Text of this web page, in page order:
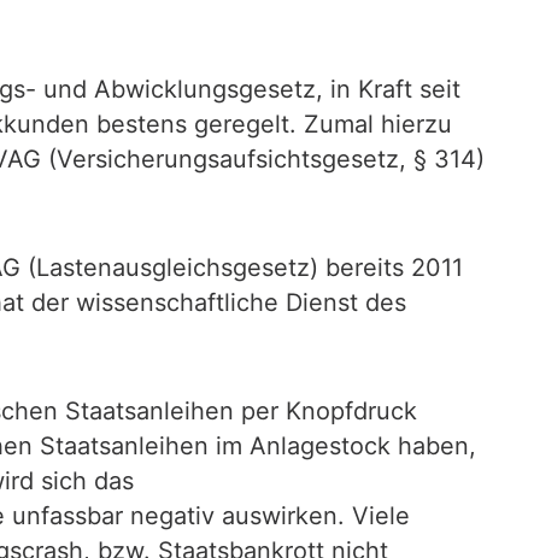
und Abwicklungsgesetz, in Kraft seit
bestens geregelt. Zumal hierzu
(Versicherungsaufsichtsgesetz, § 314)
(Lastenausgleichsgesetz) bereits 2011
der wissenschaftliche Dienst des
Staatsanleihen per Knopfdruck
Staatsanleihen im Anlagestock haben,
sich das
negativ auswirken. Viele
bzw. Staatsbankrott nicht